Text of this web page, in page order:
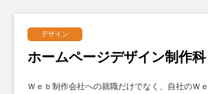
デザイン
ホームページデザイン制作科
Ｗｅｂ制作会社への就職だけでなく、自社のＷ